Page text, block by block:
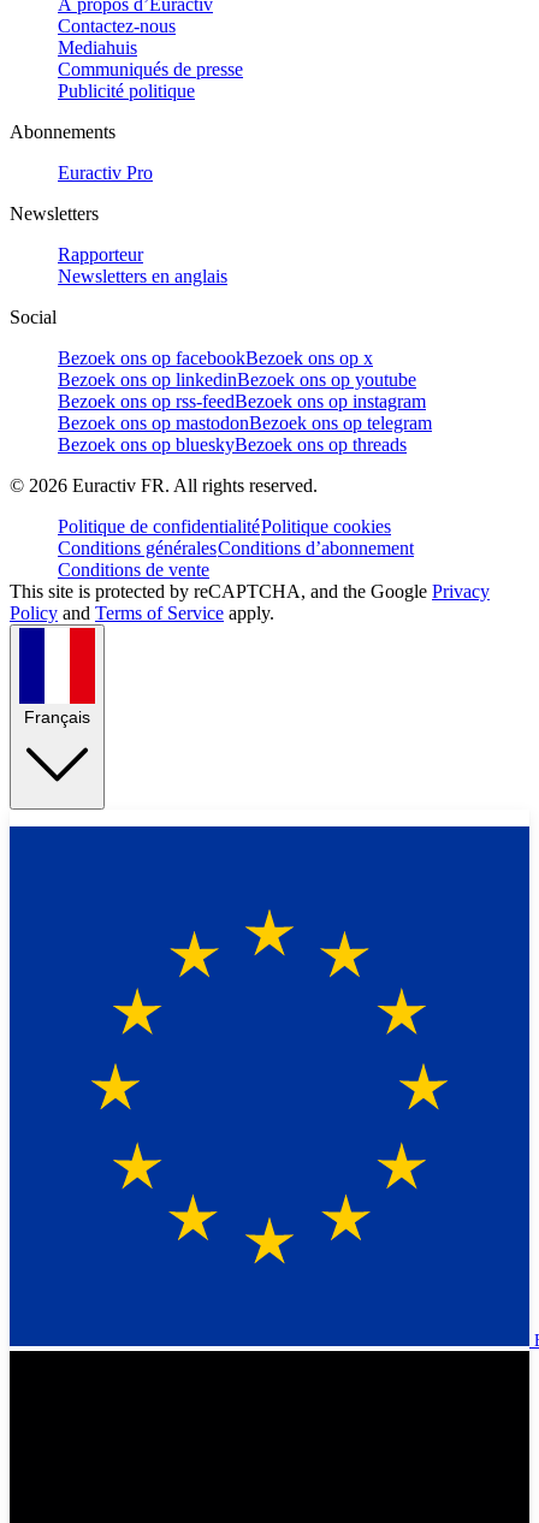
Contactez-nous
Mediahuis
Communiqués de presse
Publicité politique
Abonnements
Euractiv Pro
Newsletters
Rapporteur
Newsletters en anglais
Social
Bezoek ons op facebookBezoek ons op x
Bezoek ons op linkedinBezoek ons op youtube
Bezoek ons op rss-feedBezoek ons op instagram
Bezoek ons op mastodonBezoek ons op telegram
Bezoek ons op blueskyBezoek ons op threads
© 2026 Euractiv FR. All rights reserved.
Politique de confidentialitéPolitique cookies
Conditions généralesConditions d’abonnement
Conditions de vente
This site is protected by reCAPTCHA, and the Google Privacy
Policy and Terms of Service apply.
Français